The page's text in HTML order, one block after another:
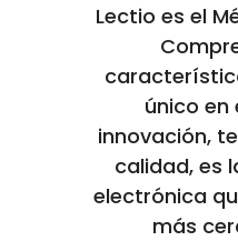
Lectio es el
único en
innovación,
calidad, es
electrónica
más